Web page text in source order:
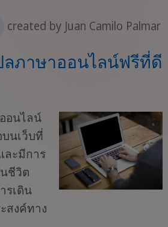
created by Juan Camilo Palmar
ลภาษาออนไลน์ฟรีที่ดี
อนไลน์
นเว็บที่
ละมีการ
ชีวิต
รเดิน
สงค์ทาง